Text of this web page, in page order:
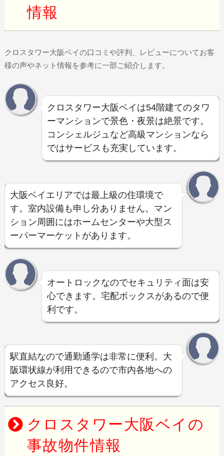
情報
クロスタワー大阪ベイの口コミや評判、レビューについてお客
様の声やネット情報を参考に一部ご紹介します。
クロスタワー大阪ベイは54階建てのタワ
ーマンションで景色・夜景は絶景です。
コンシェルジュなど高級マンションなら
ではサービスも充実しています。
大阪ベイエリアでは最上級の住環境で
す。室内設備も申し分ありません。マン
ション周囲にはホームセンターや大型ス
ーパーマーケットがあります。
オートロックなのでセキュリティ面は安
心できます。宅配ボックスがあるので便
利です。
駅直結なので通勤通学は非常に便利。大
阪環状線が利用できるので市内各地への
アクセス良好。
クロスタワー大阪ベイの
事故物件情報